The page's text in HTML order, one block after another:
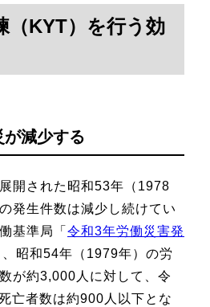
（KYT）を行う効
減少する
開された昭和53年（1978
発生件数は減少し続けてい
基準局「 令和3年労働災害発
、昭和54年（1979年）の労
が約3,000人に対して、令
亡者数は約900人以下とな